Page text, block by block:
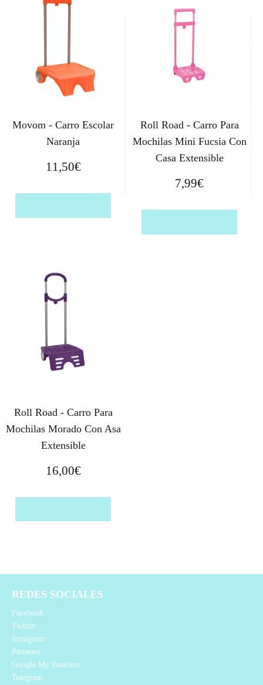
Movom - Carro Escolar
Naranja
11,50€
Roll Road - Carro Para
Mochilas Mini Fucsia Con
Casa Extensible
7,99€
Roll Road - Carro Para
Mochilas Morado Con Asa
Extensible
16,00€
REDES SOCIALES
Facebook
Twitter
Instagram
Pinterest
Google My Business
Telegram